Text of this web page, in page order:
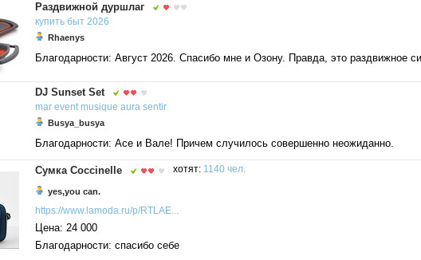
Раздвижной дуршлаг
купить быт 2026
Rhaenys
Благодарности: Август 2026. Спасибо мне и Озону. Правда, это раздвижное
DJ Sunset Set
mar event musique aura sentir
Busya_busya
Благодарности: Асе и Вале! Причем случилось совершенно неожиданно.
Сумка Coccinelle хотят: 1140 чел.
yes,you can.
https://www.lamoda.ru/p/RTLAE...
Цена: 24 000
Благодарности: спасибо себе